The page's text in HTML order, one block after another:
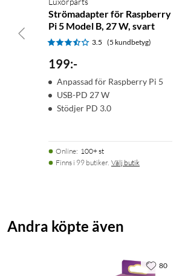
Strömadapter för Raspberry
Pi 5 Model B, 27 W, svart
3.5 (5 kundbetyg)
199:-
Anpassad för Raspberry Pi 5
USB-PD 27 W
Stödjer PD 3.0
Online: 100+ st
Finns i 99 butiker. Välj butik
Andra köpte även
80